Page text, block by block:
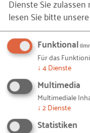
Ihre
RKW-
Schon
Work“ im
Schon
Tipp: Im RKW-
Personalmarketing
Dienste Sie
lesen Sie bitte unsere
Funktional
Für das
↓ 4Dienste
Multimedia
Multimediale
↓ 2Dienste
Statistiken